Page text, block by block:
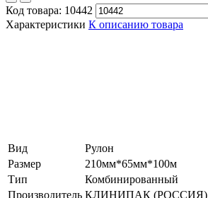
Код товара: 10442
Характеристики К описанию товара
Вид
Рулон
Размер
210мм*65мм*100м
Тип
Комбинированный
Производитель КЛИНИПАК (РОССИЯ)